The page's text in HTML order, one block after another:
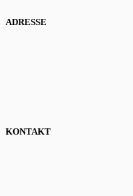
ADRESSE
KONTAKT